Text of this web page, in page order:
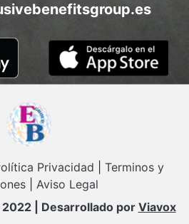
Privacidad
Terminos y
| Aviso Legal
| Desarrollado por Viavox